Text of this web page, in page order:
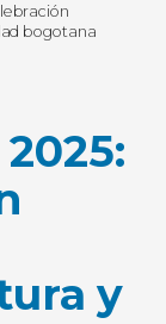
bogotana
y